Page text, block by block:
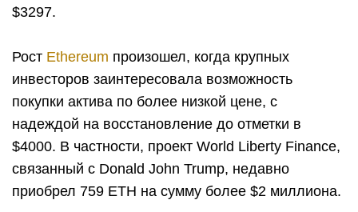
$3297.
Рост Ethereum произошел, когда крупных
инвесторов заинтересовала возможность
покупки актива по более низкой цене, с
надеждой на восстановление до отметки в
$4000. В частности, проект World Liberty Finance,
связанный с Donald John Trump, недавно
приобрел 759 ETH на сумму более $2 миллиона.